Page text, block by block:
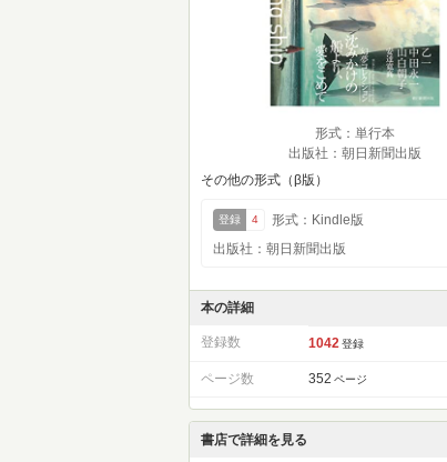
形式：単行本
出版社：朝日新聞出版
その他の形式（β版）
登録 4
形式：Kindle版
出版社：朝日新聞出版
本の詳細
登録数 1042 登録
ページ数 352 ページ
書店で詳細を見る